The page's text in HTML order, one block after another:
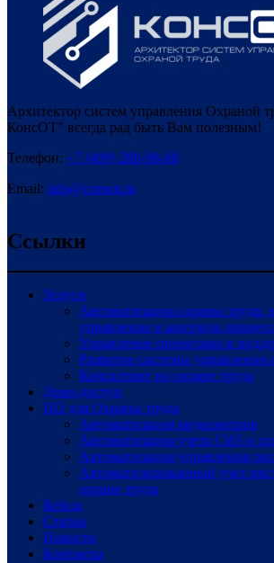
Архитектор систем управления
КонсОТ" всегда рад быть Вам полезным!
Телефон: +7 (499) 288-98-08
Email: info@consot.ru
Ссылки
Услуги
Автоматизация охраны труда:
управление и контроль
Управление проектами и
Развитие системы управления
Консалтинг по охране труда
Демо-доступ
ПО для Охраны труда
Автоматизация медосмотров
Автоматизация учета СИЗ и
Автоматизация управления
Автоматизированный учет
охране труда
Кейсы
Статьи
Новости
Контакты